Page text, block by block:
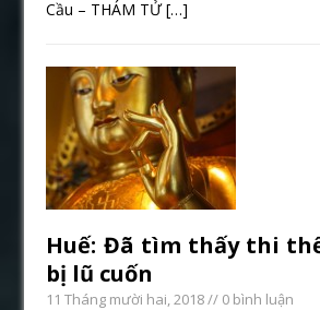
Cầu – THÁM TỬ[…]
Huế: Đã tìm thấy thi
bị lũ cuốn
11 Tháng mười hai, 2018// 0 bình luận